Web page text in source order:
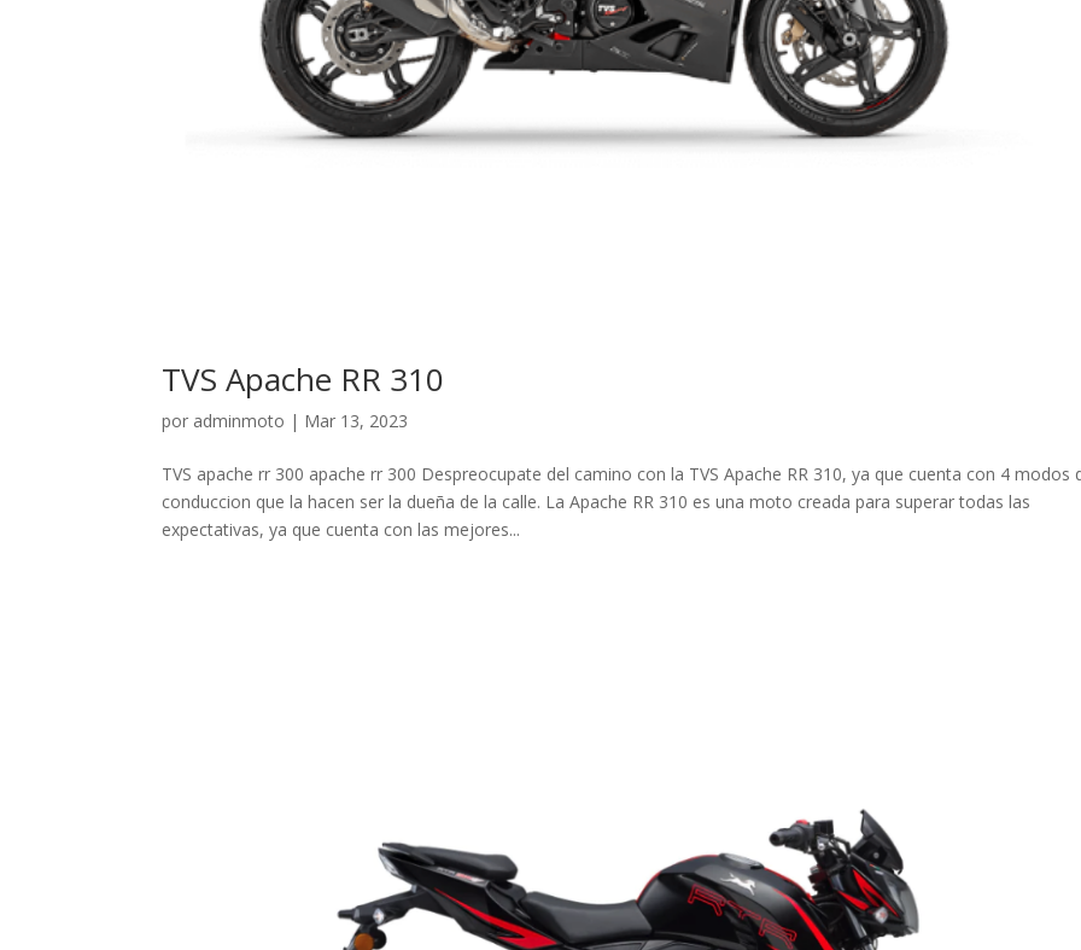
TVS Apache RR 310
por adminmoto | Mar 13, 2023
TVS apache rr 300 apache rr 300 Despreocupate del camino con la TVS Apache RR 310, ya que cuenta con 4 modos
conduccion que la hacen ser la dueña de la calle. La Apache RR 310 es una moto creada para superar todas las
expectativas, ya que cuenta con las mejores...